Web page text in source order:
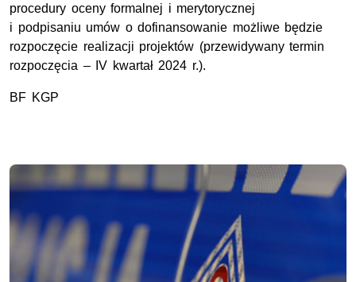
procedury oceny formalnej i merytorycznej
i podpisaniu umów o dofinansowanie możliwe będzie
rozpoczęcie realizacji projektów (przewidywany termin
rozpoczęcia – IV kwartał 2024 r.).
BF KGP